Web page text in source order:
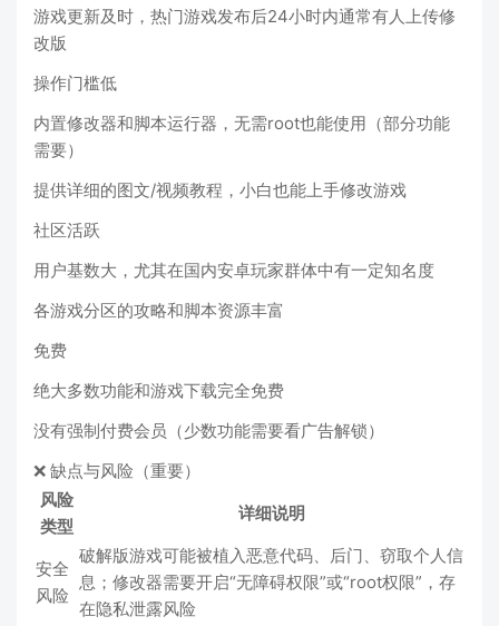
游戏更新及时，热门游戏发布后24小时内通常有人上传修
改版
操作门槛低
内置修改器和脚本运行器，无需root也能使用（部分功能
需要）
提供详细的图文/视频教程，小白也能上手修改游戏
社区活跃
用户基数大，尤其在国内安卓玩家群体中有一定知名度
各游戏分区的攻略和脚本资源丰富
免费
绝大多数功能和游戏下载完全免费
没有强制付费会员（少数功能需要看广告解锁）
❌ 缺点与风险（重要）
风险
类型
详细说明
安全
风险
破解版游戏可能被植入恶意代码、后门、窃取个人信
息；修改器需要开启“无障碍权限”或“root权限”，存
在隐私泄露风险